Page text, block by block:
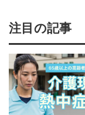
注目の記事